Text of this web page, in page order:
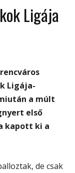
Ligája
Ligája-
a múlt
első
kapott ki a
de csak